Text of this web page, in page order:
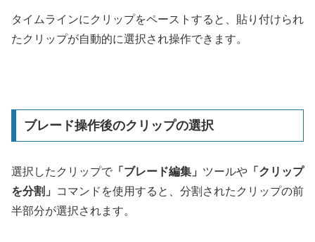
タイムラインにクリップをペーストすると、貼り付けられ
たクリップが自動的に選択され操作できます。
ブレード操作後のクリップの選択
選択したクリップで 「ブレード編集」 ツールや 「クリップ
を分割」
コマンドを使用すると、分割されたクリップの前
半部分が選択されます。